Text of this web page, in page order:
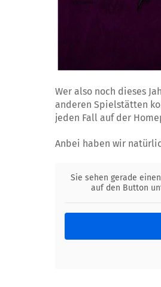
Wer also noch dieses
anderen Spielstätten
jeden Fall auf der
Anbei haben wir
Sie sehen gerade
auf den Button